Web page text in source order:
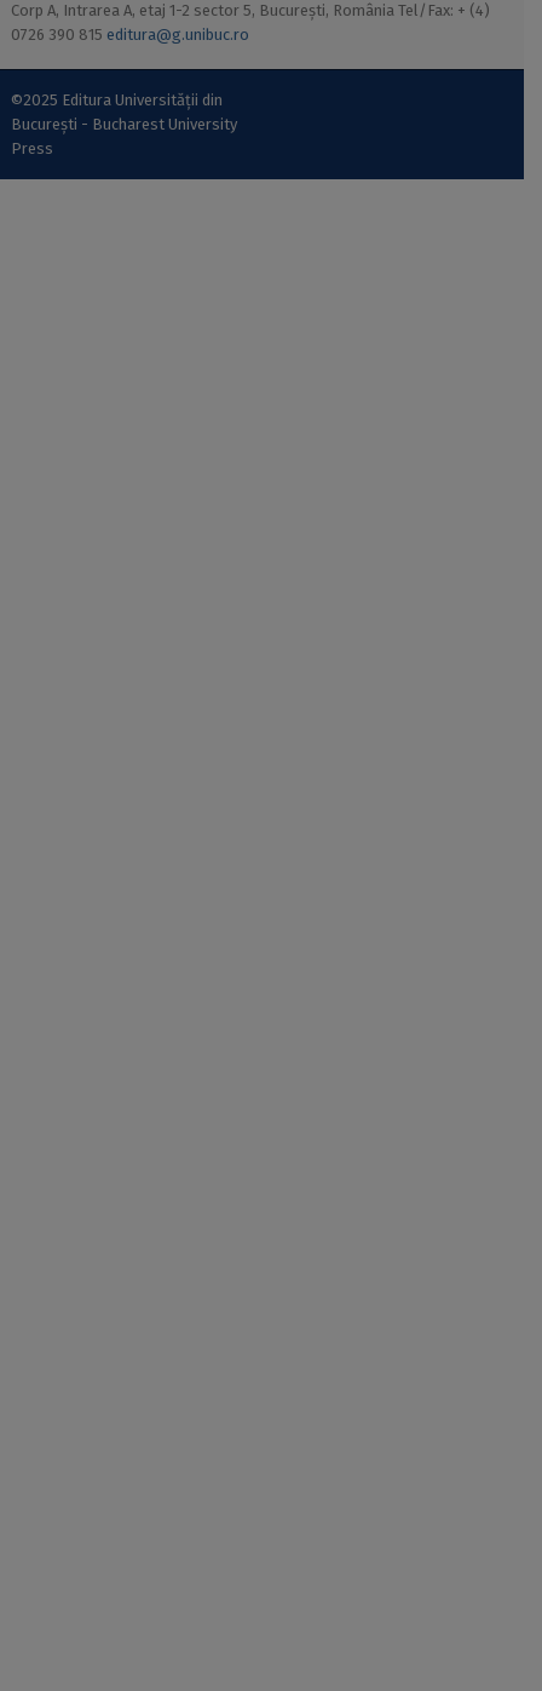
Corp A, Intrarea A, etaj 1-2 sector 5, București, România Tel/Fax: + (4)
0726 390 815 editura@g.unibuc.ro
©2025 Editura Universității din
București - Bucharest University
Press